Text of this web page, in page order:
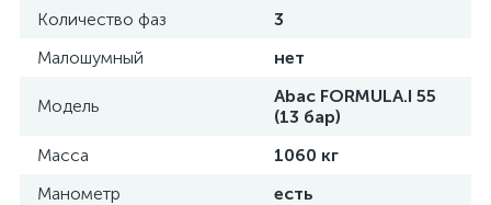
Количество фаз
3
Малошумный
нет
Модель
Abac FORMULA.I 55
(13 бар)
Масса
1060 кг
Манометр
есть